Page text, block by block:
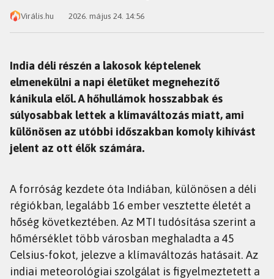
Virális.hu 2026. május 24. 14:56
India déli részén a lakosok képtelenek
elmenekülni a napi életüket megnehezítő
kánikula elől. A hőhullámok hosszabbak és
súlyosabbak lettek a klímaváltozás miatt, ami
különösen az utóbbi időszakban komoly kihívást
jelent az ott élők számára.
A forróság kezdete óta Indiában, különösen a déli
régiókban, legalább 16 ember vesztette életét a
hőség következtében. Az MTI tudósítása szerint a
hőmérséklet több városban meghaladta a 45
Celsius-fokot, jelezve a klímaváltozás hatásait. Az
indiai meteorológiai szolgálat is figyelmeztetett a